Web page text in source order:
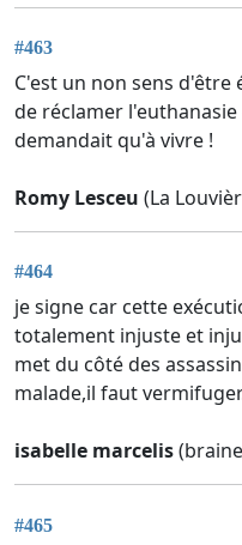
#463
C'est un non sens d'être
de réclamer
demandait qu'à vivre !
Romy Lesceu (La
#464
je signe car cette
totalement injuste et
met du côté des
malade,il faut
isabelle marcelis
#465